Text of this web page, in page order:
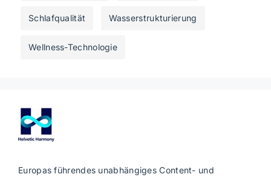
Schlafqualität Wasserstrukturierung
Wellness-Technologie
Europas führendes unabhängiges Content- und